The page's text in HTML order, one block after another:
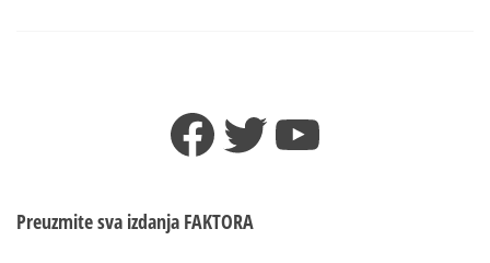
Facebook
TwitterYouTube
Preuzmite sva izdanja FAKTORA